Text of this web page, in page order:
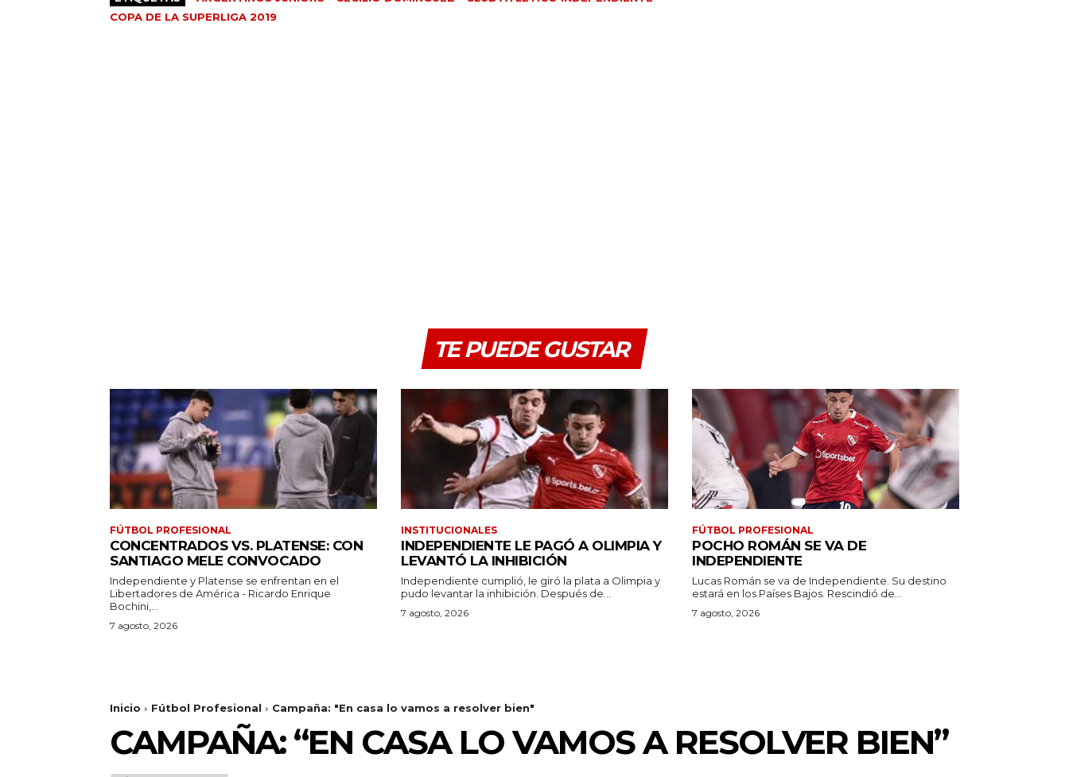
COPA DE LA SUPERLIGA 2019
TE PUEDE GUSTAR
FÚTBOL PROFESIONAL
CONCENTRADOS VS. PLATENSE: CON
SANTIAGO MELE CONVOCADO
Independiente y Platense se enfrentan en el
Libertadores de América - Ricardo Enrique
Bochini,...
7 agosto, 2026
INSTITUCIONALES
INDEPENDIENTE LE PAGÓ A OLIMPIA Y
LEVANTÓ LA INHIBICIÓN
Independiente cumplió, le giró la plata a Olimpia y
pudo levantar la inhibición. Después de...
7 agosto, 2026
FÚTBOL PROFESIONAL
POCHO ROMÁN SE VA DE
INDEPENDIENTE
Lucas Román se va de Independiente. Su destino
estará en los Países Bajos. Rescindió de...
7 agosto, 2026